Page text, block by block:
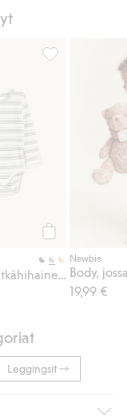
body, LisääRaidallinen
Newbie
19,99 €
Leggingsit